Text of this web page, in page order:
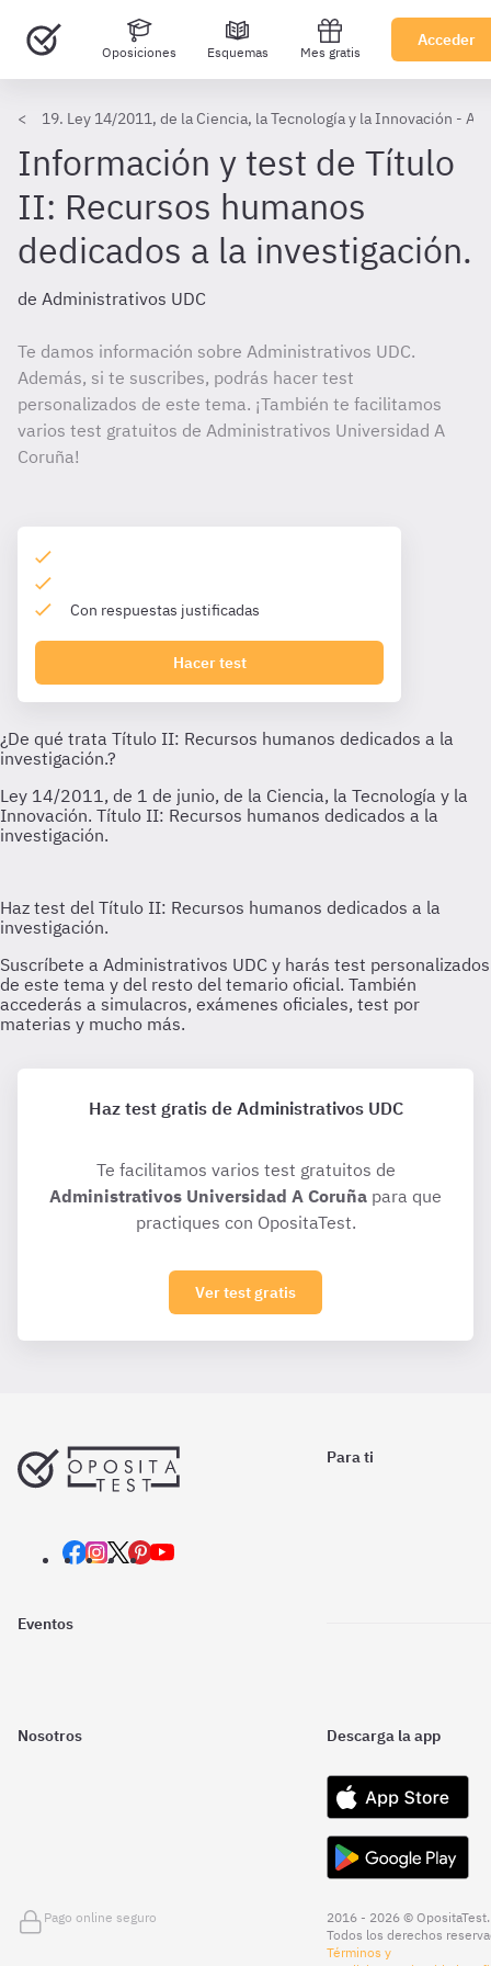
Oposiciones Esquemas Mes gratis
Acceder
19. Ley 14/2011, de la Ciencia, la Tecnología y la Innovación -
Información y test de Título
II: Recursos humanos
dedicados a la investigación.
de Administrativos UDC
Te damos información sobre Administrativos UDC.
Además, si te suscribes, podrás hacer test
personalizados de este tema. ¡También te facilitamos
varios test gratuitos de Administrativos Universidad A
Coruña!
Con respuestas justificadas
Hacer test
Haz test gratis de Administrativos UDC
Te facilitamos varios test gratuitos de
Administrativos Universidad A Coruña para que
practiques con OpositaTest.
Ver test gratis
Para ti
Eventos
Nosotros Descarga la app
Pago online seguro
2016 - 2026 © OpositaTest.
Todos los derechos
Términos y